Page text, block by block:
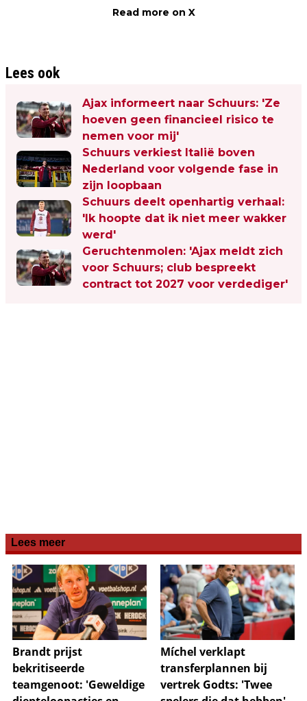
Read more on X
Lees ook
Ajax informeert naar Schuurs: 'Ze
hoeven geen financieel risico te
nemen voor mij'
Schuurs verkiest Italië boven
Nederland voor volgende fase in
zijn loopbaan
Schuurs deelt openhartig verhaal:
'Ik hoopte dat ik niet meer wakker
werd'
Geruchtenmolen: 'Ajax meldt zich
voor Schuurs; club bespreekt
contract tot 2027 voor verdediger'